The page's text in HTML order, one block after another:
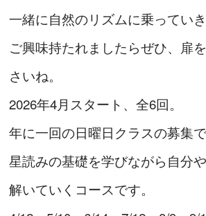
一緒に自然のリズムに乗ってい
ご興味持たれましたらぜひ、扉
さいね。
2026年4月スタート、全6回。
年に一回の日曜日クラスの募集で
星読みの基礎を学びながら自分
解いていくコースです。